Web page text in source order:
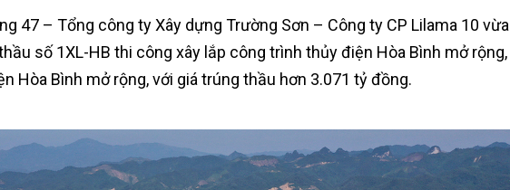
47 – Tổng công ty Xây dựng Trường Sơn – Công ty CP Lilama 10 vừa
số 1XL-HB thi công xây lắp công trình thủy điện Hòa Bình mở rộng,
Hòa Bình mở rộng, với giá trúng thầu hơn 3.071 tỷ đồng.